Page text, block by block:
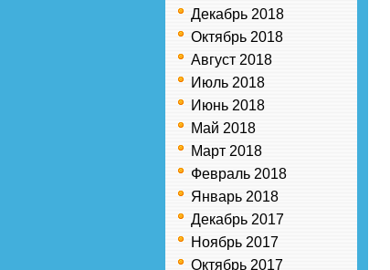
Декабрь 2018
Октябрь 2018
Август 2018
Июль 2018
Июнь 2018
Май 2018
Март 2018
Февраль 2018
Январь 2018
Декабрь 2017
Ноябрь 2017
Октябрь 2017